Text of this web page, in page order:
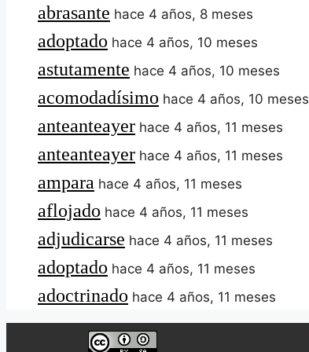
abrasante hace 4 años, 8 meses
adoptado hace 4 años, 10 meses
astutamente hace 4 años, 10 meses
acomodadísimo hace 4 años, 10 meses
anteanteayer hace 4 años, 11 meses
anteanteayer hace 4 años, 11 meses
ampara hace 4 años, 11 meses
aflojado hace 4 años, 11 meses
adjudicarse hace 4 años, 11 meses
adoptado hace 4 años, 11 meses
adoctrinado hace 4 años, 11 meses